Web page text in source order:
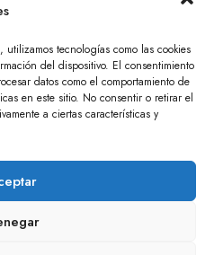
utilizamos tecnologías como las cookies
del dispositivo. El consentimiento
datos como el comportamiento de
en este sitio. No consentir o retirar el
a ciertas características y
TRES.